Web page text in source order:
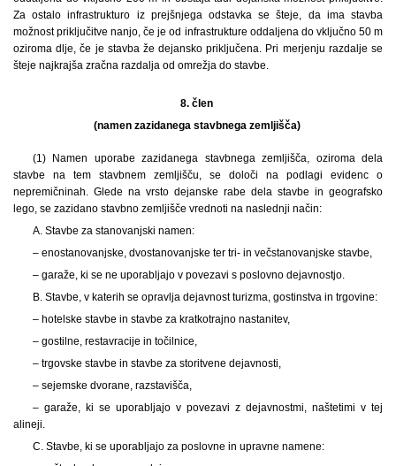
Za ostalo infrastrukturo iz prejšnjega odstavka se šteje, da ima stavba
možnost priključitve nanjo, če je od infrastrukture oddaljena do vključno 50 m
oziroma dlje, če je stavba že dejansko priključena. Pri merjenju razdalje se
šteje najkrajša zračna razdalja od omrežja do stavbe.
8. člen
(namen zazidanega stavbnega zemljišča)
(1)
Namen uporabe zazidanega stavbnega zemljišča, oziroma dela
stavbe na tem stavbnem zemljišču, se določi na podlagi evidenc o
nepremičninah. Glede na vrsto dejanske rabe dela stavbe in geografsko
lego, se zazidano stavbno zemljišče vrednoti na naslednji način:
A. Stavbe za stanovanjski namen:
– enostanovanjske, dvostanovanjske ter tri- in večstanovanjske stavbe,
– garaže, ki se ne uporabljajo v povezavi s poslovno dejavnostjo.
B. Stavbe, v katerih se opravlja dejavnost turizma, gostinstva in trgovine:
– hotelske stavbe in stavbe za kratkotrajno nastanitev,
– gostilne, restavracije in točilnice,
– trgovske stavbe in stavbe za storitvene dejavnosti,
– sejemske dvorane, razstavišča,
– garaže, ki se uporabljajo v povezavi z dejavnostmi, naštetimi v tej
alineji.
C. Stavbe, ki se uporabljajo za poslovne in upravne namene: